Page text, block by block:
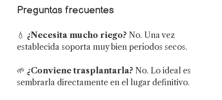
Preguntas frecuentes
💧 ¿Necesita mucho riego? No. Una vez
establecida soporta muy bien períodos secos.
🌱 ¿Conviene trasplantarla? No. Lo ideal es
sembrarla directamente en el lugar definitivo.